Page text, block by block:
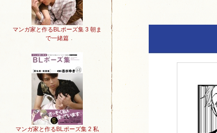
マンガ家と作るBLポーズ集 3 朝ま
で一緒篇
マンガ家と作るBLポーズ集 2 私